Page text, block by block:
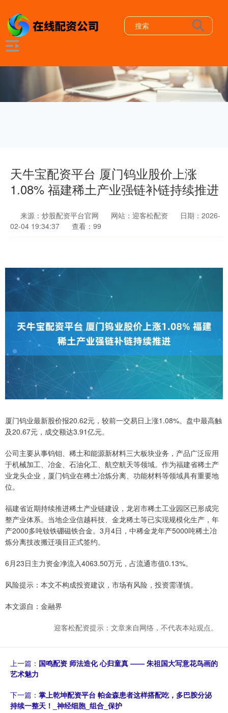
天牛宝配资平台 厦门钨业股价上涨
1.08% 福建稀土产业强链补链持续推进
来源：炒股配资平台官网 网站：迎客松配资
日期：2026-
02-04 19:34:37
查看：99
厦门钨业最新股价报20.62元，较前一交易日上涨1.08%。盘中最高触
及20.67元，成交额达3.91亿元。
公司主要从事钨钼、稀土和能源新材料三大板块业务，产品广泛应用
于机械加工、冶金、石油化工、航空航天等领域。作为福建省稀土产
业龙头企业，厦门钨业在稀土冶炼分离、功能材料等领域具有重要地
位。
福建省近期持续推进稀土产业链建设，龙岩市稀土工业园区已形成完
整产业体系。当地企业信越科技、金龙稀土等已实现规模化生产，年
产2000多吨钕铁硼磁铁合金。3月4日，中稀金龙年产5000吨稀土冶
炼分离技改搬迁项目正式签约。
6月23日主力资金净流入4063.50万元，占流通市值0.13%。
风险提示：本文不构成投资建议，市场有风险，投资需谨慎。
本文源自：金融界
迎客松配资提示：文章来自网络，不代表本站观点。
上一篇： 国鸣配资 师法造化 心归童真 —— 朱祖国大写意花鸟画的
艺术魅力
下一篇： 掌上乾坤配资平台 帕金森患者这样搭配吃，多巴胺分泌
持续一整天！_神经细胞_组合_保护